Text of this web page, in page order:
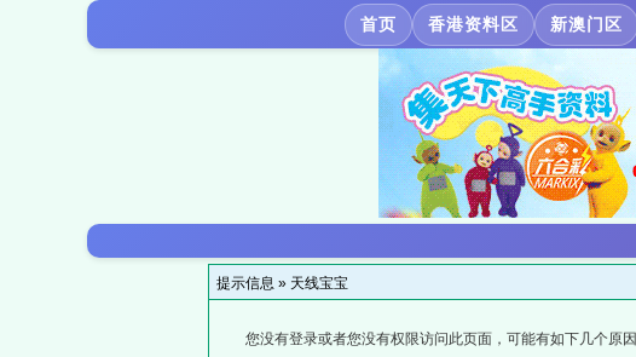
首页 香港资料区 新澳门区
提示信息 » 天线宝宝
您没有登录或者您没有权限访问此页面，可能有如下几个原